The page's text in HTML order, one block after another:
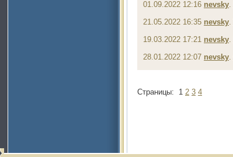
01.09.2022 12:16 nevsky.
21.05.2022 16:35 nevsky.
19.03.2022 17:21 nevsky.
28.01.2022 12:07 nevsky.
Страницы: 1 2 3 4